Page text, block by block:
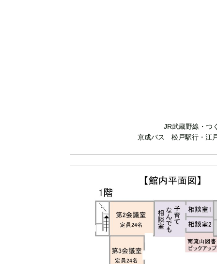
JR武蔵野線・つ
京成バス 松戸駅行・江